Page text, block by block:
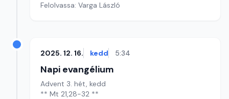
Felolvassa: Varga László
2025. 12. 16. kedd 5:34
Napi evangélium
Advent 3. hét, kedd
** Mt 21,28-32 **